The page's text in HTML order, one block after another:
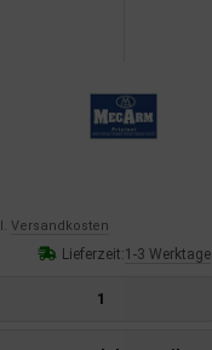
Versandkosten
Lieferzeit:1-3 Werktage